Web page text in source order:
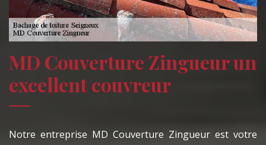
MD Couverture Zingueur un
excellent couvreur
Notre entreprise MD Couverture Zingueur est votre